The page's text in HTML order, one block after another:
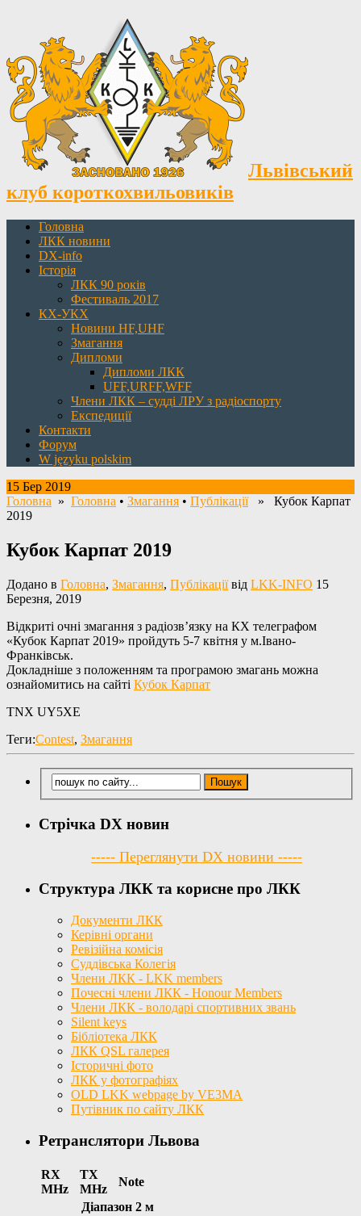
Львівський
клуб короткохвильовиків
Головна
ЛКК новини
DX-info
Історія
ЛКК 90 років
Фестиваль 2017
КХ-УКХ
Новини HF,UHF
Змагання
Дипломи
Дипломи ЛКК
UFF,URFF,WFF
Члени ЛКК – судді ЛРУ з радіоспорту
Експедиції
Контакти
Форум
W języku polskim
15 Бер 2019
Головна » Головна • Змагання • Публікації» Кубок Карпат
2019
Кубок Карпат 2019
Додано в Головна, Змагання, Публікаціївід LKK-INFO 15
Березня, 2019
Відкриті очні змагання з радіозв’язку на КХ телеграфом
«Кубок Карпат 2019» пройдуть 5-7 квітня у м.Івано-
Франківськ.
Докладніше з положенням та програмою змагань можна
ознайомитись на сайті Кубок Карпат
TNX UY5XE
Теги:Contest, Змагання
Стрічка DX новин
----- Переглянути DX новини -----
Структура ЛКК та корисне про ЛКК
Документи ЛКК
Керівні органи
Ревізійна комісія
Суддівська Колегія
Члени ЛКК - LKK members
Почесні члени ЛКК - Honour Members
Члени ЛКК - володарі спортивних звань
Silent keys
Бібліотека ЛКК
ЛКК QSL галерея
Історичні фото
ЛКК у фотографіях
OLD LKK webpage by VE3MA
Путівник по сайту ЛКК
Ретранслятори Львова
RX
MHz
TX
MHz
Note
Діапазон 2 м